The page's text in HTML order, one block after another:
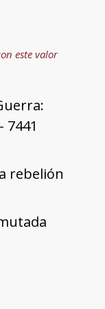
este valor
7441
rebelión